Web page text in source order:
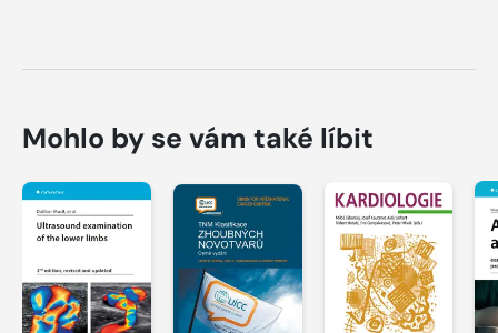
Mohlo by se vám také líbit